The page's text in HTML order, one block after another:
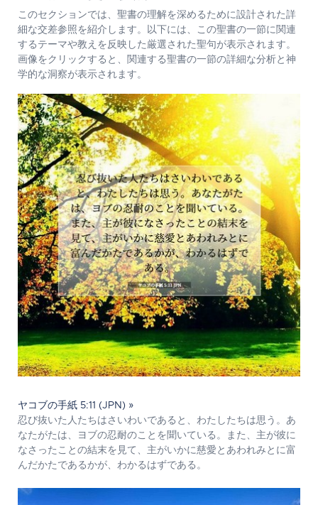
このセクションでは、聖書の理解を深めるために設計された詳
細な交差参照を紹介します。以下には、この聖書の一節に関連
するテーマや教えを反映した厳選された聖句が表示されます。
画像をクリックすると、関連する聖書の一節の詳細な分析と神
学的な洞察が表示されます。
ヤコブの手紙 5:11 (JPN) »
忍び抜いた人たちはさいわいであると、わたしたちは思う。あ
なたがたは、ヨブの忍耐のことを聞いている。また、主が彼に
なさったことの結末を見て、主がいかに慈愛とあわれみとに富
んだかたであるかが、わかるはずである。